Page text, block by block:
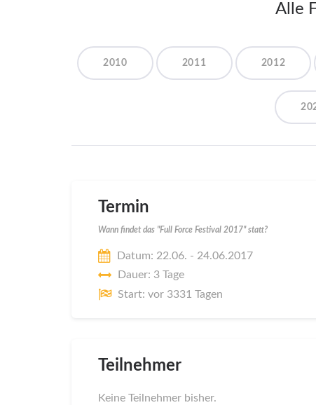
Alle
2010 2011 2012
Termin
Wann findet das "Full Force Festival 2017" statt?
Datum: 22.06. - 24.06.2017
Dauer: 3 Tage
Start: vor 3331 Tagen
Teilnehmer
Keine Teilnehmer bisher.